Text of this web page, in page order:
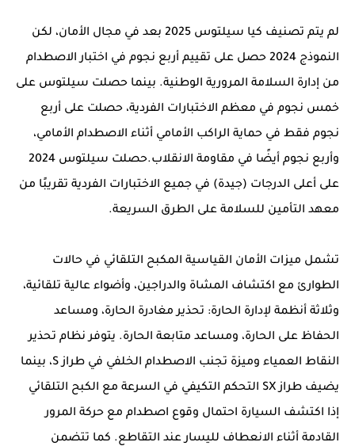
لم يتم تصنيف كيا سيلتوس 2025 بعد في مجال الأمان، لكن
النموذج 2024 حصل على تقييم أربع نجوم في اختبار الاصطدام
من إدارة السلامة المرورية الوطنية. بينما حصلت سيلتوس على
خمس نجوم في معظم الاختبارات الفردية، حصلت على أربع
نجوم فقط في حماية الراكب الأمامي أثناء الاصطدام الأمامي،
وأربع نجوم أيضًا في مقاومة الانقلاب.حصلت سيلتوس 2024
على أعلى الدرجات (جيدة) في جميع الاختبارات الفردية تقريبًا من
معهد التأمين للسلامة على الطرق السريعة.
تشمل ميزات الأمان القياسية المكبح التلقائي في حالات
الطوارئ مع اكتشاف المشاة والدراجين، وأضواء عالية تلقائية،
وثلاثة أنظمة لإدارة الحارة: تحذير مغادرة الحارة، ومساعد
الحفاظ على الحارة، ومساعد متابعة الحارة. يتوفر نظام تحذير
النقاط العمياء وميزة تجنب الاصطدام الخلفي في طراز S، بينما
يضيف طراز SX التحكم التكيفي في السرعة مع الكبح التلقائي
إذا اكتشف السيارة احتمال وقوع اصطدام مع حركة المرور
القادمة أثناء الانعطاف لليسار عند التقاطع. كما تتضمن